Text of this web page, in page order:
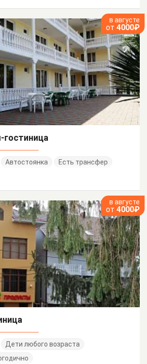
в августе
от 4000₽
Автостоянка Есть трансфер
в августе
от 4000₽
Дети любого возраста